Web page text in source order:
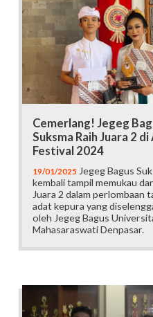
Cemerlang! Jegeg
Suksma Raih Juara 2
Festival 2024
19/01/2025 Jegeg Bagus
kembali tampil memukau
Juara 2 dalam perlombaan
adat kepura yang
oleh Jegeg Bagus
Mahasaraswati Denpasar.